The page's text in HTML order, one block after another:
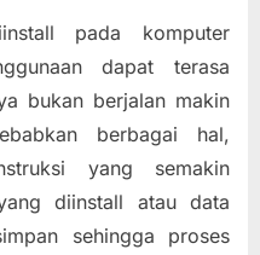
pada komputer
dapat terasa
bukan berjalan makin
berbagai hal,
yang semakin
diinstall atau data
sehingga proses